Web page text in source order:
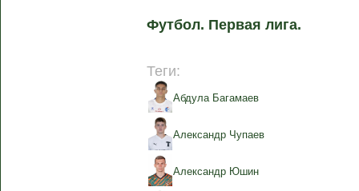
Футбол. Первая лига.
Теги:
Абдула Багамаев
Александр Чупаев
Александр Юшин